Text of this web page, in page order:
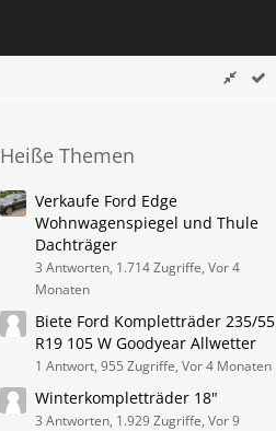
Heiße Themen
Verkaufe Ford Edge
Wohnwagenspiegel und Thule
Dachträger
3 Antworten, 1.714 Zugriffe, Vor 4
Monaten
Biete Ford Kompletträder 235/55
R19 105 W Goodyear Allwetter
1 Antwort, 955 Zugriffe, Vor 4 Monaten
Winterkompletträder 18"
3 Antworten, 1.929 Zugriffe, Vor 9